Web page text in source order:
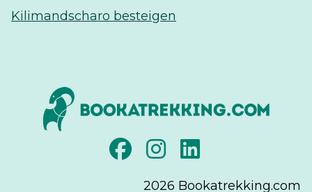
Kilimandscharo besteigen
2026 Bookatrekking.com